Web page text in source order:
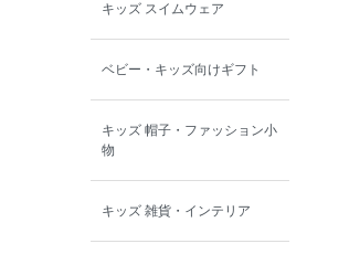
キッズ スイムウェア
ベビー・キッズ向けギフト
キッズ 帽子・ファッション小
物
キッズ 雑貨・インテリア